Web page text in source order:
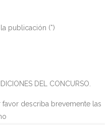
publicación (*)
DEL CONCURSO.
describa brevemente las